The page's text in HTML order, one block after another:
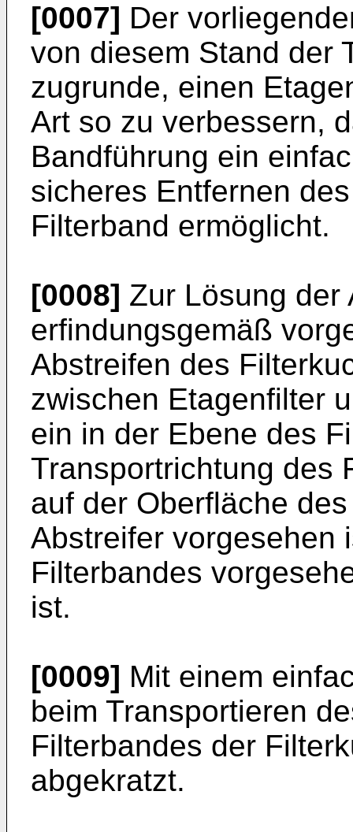
[0007] Der
von diesem Stand der
zugrunde, einen
Art so zu verbessern,
Bandführung ein
sicheres Entfernen
Filterband ermöglicht.
[0008] Zur Lösung der
erfindungsgemäß
Abstreifen des
zwischen Etagenfilter
ein in der Ebene des
Transportrichtung des
auf der Oberfläche
Abstreifer vorgesehen
Filterbandes
ist.
[0009] Mit einem
beim Transportieren
Filterbandes der
abgekratzt.